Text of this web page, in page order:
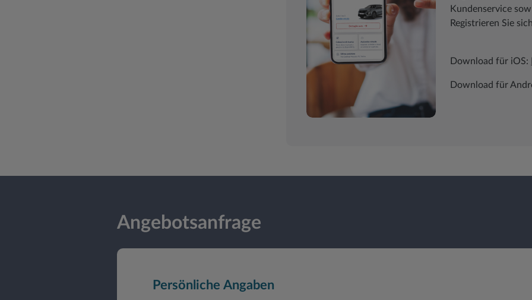
Kundenservice
Registrieren Sie
Download für iOS:
Download für
Angebotsanfrage
Persönliche Angaben